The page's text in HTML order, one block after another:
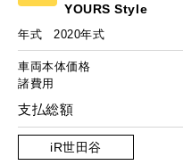
YOURS Style
年式 2020年式
車両本体価格
諸費用
支払総額
iR世田谷